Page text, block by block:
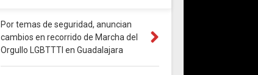
Por temas de seguridad, anuncian
cambios en recorrido de Marcha del
Orgullo LGBTTTI en Guadalajara